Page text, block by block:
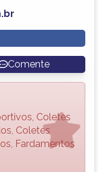
Comente
Coletes
Coletes
Fardamentos